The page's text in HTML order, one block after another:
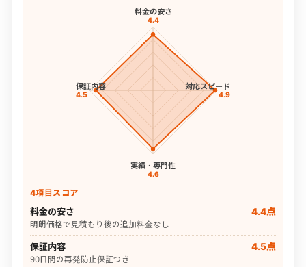
料金の安さ
4.4
対応スピード
4.9
実績・専門性
4.6
保証内容
4.5
4項目スコア
料金の安さ 4.4点
明朗価格で見積もり後の追加料金なし
保証内容 4.5点
90日間の再発防止保証つき